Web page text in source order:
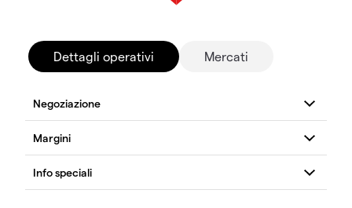
Dettagli operativi Mercati